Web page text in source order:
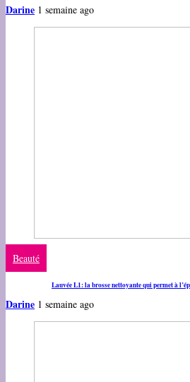
Darine 1 semaine ago
Beauté
Lauvée L1: la brosse nettoyante qui permet à
Darine 1 semaine ago